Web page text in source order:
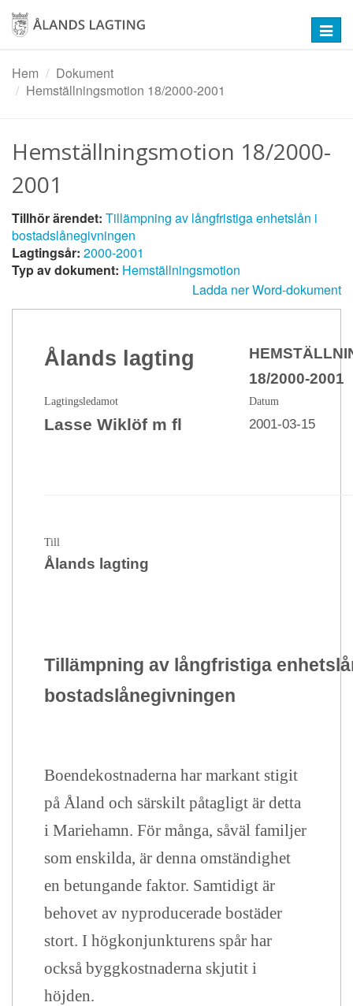
Hoppa
huvudinnehåll
Hem
Dokument
Hemställningsmotion 18/2000-2001
Hemställningsmotion 18/2000-
2001
Tillhör ärendet: Tillämpning av långfristiga enhetslån i
bostadslånegivningen
Lagtingsår: 2000-2001
Typ av dokument: Hemställningsmotion
Ladda ner Word-dokument
Ålands lagting
18/2000-2001
Lagtingsledamot Datum
Lasse Wiklöf m fl 2001-03-15
Till
Ålands lagting
Tillämpning av långfristiga
bostadslånegivningen
Boendekostnaderna har markant stigit
på Åland och särskilt påtagligt är detta
i Mariehamn. För många, såväl familjer
som enskilda, är denna omständighet
en betungande faktor. Samtidigt är
behovet av nyproducerade bostäder
stort. I högkonjunkturens spår har
också byggkostnaderna skjutit i
höjden.